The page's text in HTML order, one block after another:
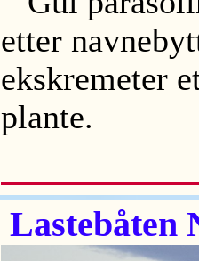
etter
ekskremeter
plante.
Lastebåten